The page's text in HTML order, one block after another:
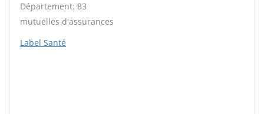
Département: 83
mutuelles d'assurances
Label Santé